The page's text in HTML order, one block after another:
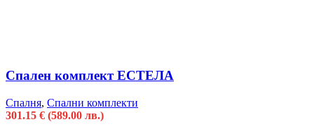
Спален комплект ЕСТЕЛА
Спалня, Спални комплекти
301.15 € (589.00 лв.)